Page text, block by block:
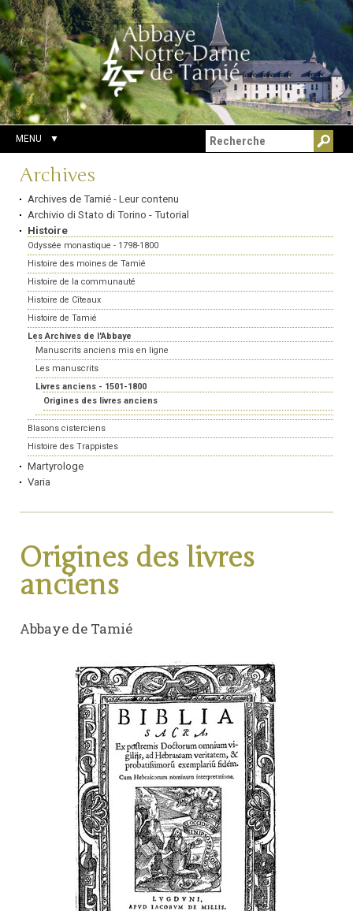
Aller
au
contenu.
|
Aller
à
la
navigation
Outils
personnels
Chercher par
Recherche
avancée…
MENU
Navigation
Archives
Archives de Tamié - Leur contenu
Archivio di Stato di Torino - Tutorial
Histoire
Odyssée monastique - 1798-1800
Histoire des moines de Tamié
Histoire de la communauté
Histoire de Cîteaux
Histoire de Tamié
Les Archives de l'Abbaye
Manuscrits anciens mis en ligne
Les manuscrits
Livres anciens - 1501-1800
Origines des livres anciens
Blasons cisterciens
Histoire des Trappistes
Martyrologe
Varia
Origines des livres
anciens
Abbaye de Tamié